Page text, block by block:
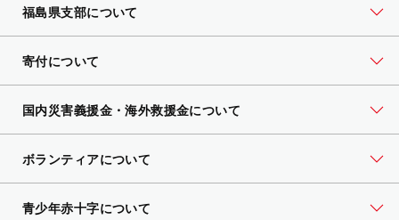
福島県支部について
寄付について
国内災害義援金・海外救援金について
ボランティアについて
青少年赤十字について